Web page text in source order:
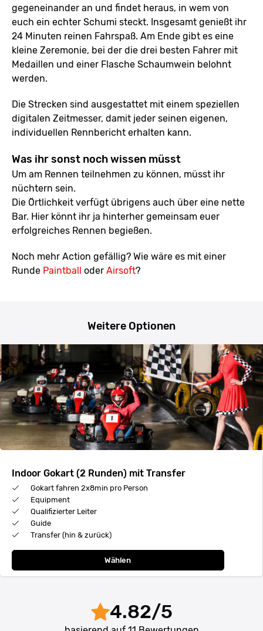
gegeneinander an und findet heraus, in wem von
euch ein echter Schumi steckt. Insgesamt genießt ihr
24 Minuten reinen Fahrspaß. Am Ende gibt es eine
kleine Zeremonie, bei der die drei besten Fahrer mit
Medaillen und einer Flasche Schaumwein belohnt
werden.
Die Strecken sind ausgestattet mit einem speziellen
digitalen Zeitmesser, damit jeder seinen eigenen,
individuellen Rennbericht erhalten kann.
Was ihr sonst noch wissen müsst
Um am Rennen teilnehmen zu können, müsst ihr
nüchtern sein.
Die Örtlichkeit verfügt übrigens auch über eine nette
Bar. Hier könnt ihr ja hinterher gemeinsam euer
erfolgreiches Rennen begießen.
Noch mehr Action gefällig? Wie wäre es mit einer
Runde Paintball oder Airsoft?
Weitere Optionen
Indoor Gokart (2 Runden) mit Transfer
Gokart fahren 2x8min pro Person
Equipment
Qualifizierter Leiter
Guide
Transfer (hin & zurück)
Wählen
4.82/5